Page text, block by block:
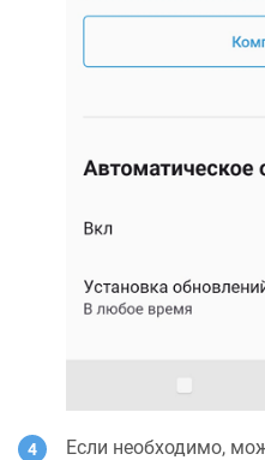
Если необходимо,